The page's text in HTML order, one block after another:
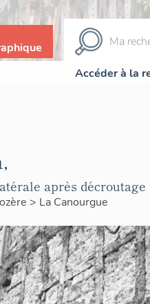
Accéder à la
après
> La Canourgue